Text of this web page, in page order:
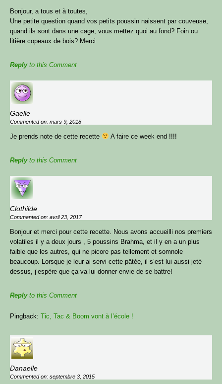
Bonjour, a tous et à toutes,
Une petite question quand vos petits poussin naissent par couveuse,
quand ils sont dans une cage, vous mettez quoi au fond? Foin ou
litière copeaux de bois? Merci
Replyto this Comment
Gaelle
Commented on: mars 9, 2018
Je prends note de cette recette A faire ce week end !!!!
Replyto this Comment
Clothilde
Commented on: avril 23, 2017
Bonjour et merci pour cette recette. Nous avons accueilli nos premiers
volatiles il y a deux jours , 5 poussins Brahma, et il y en a un plus
faible que les autres, qui ne picore pas tellement et somnole
beaucoup. Lorsque je leur ai servi cette pâtée, il s’est lui aussi jeté
dessus, j’espère que ça va lui donner envie de se battre!
Replyto this Comment
Pingback: Tic, Tac & Boom vont à l’école !
Danaelle
Commented on: septembre 3, 2015
Quels sont les besoins physiologiques à
respecter, pourréduire le stressde tes poules
JE VALIDE !
Je hais les spams : ton adresse email ne sera jamais cédée
poulets en pleine santé. Tu peux te désabonner à tout
moment.